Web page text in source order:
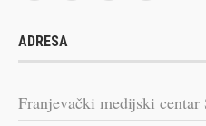
ADRESA
Franjevački medijski